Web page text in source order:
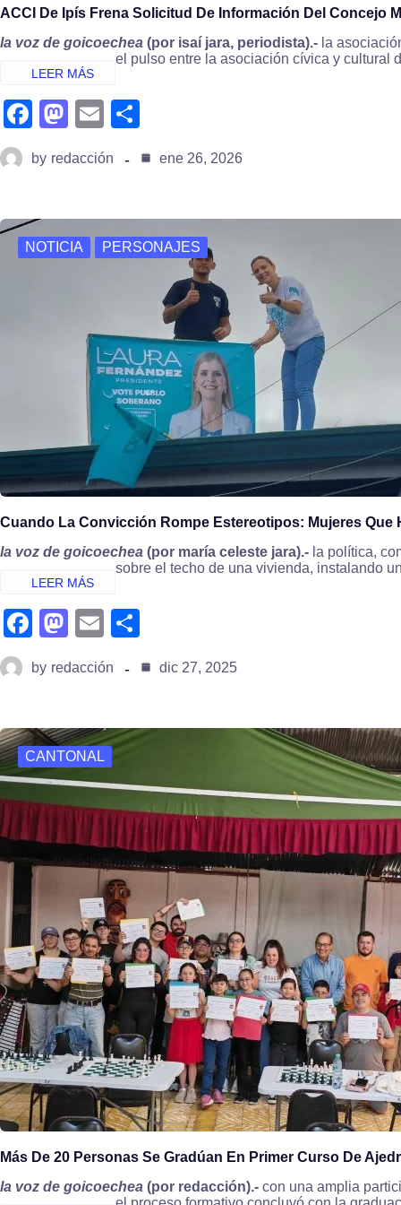
ACCI De Ipís Frena Solicitud De Información Del Concejo
la voz de goicoechea (por isaí jara, periodista).- la
el pulso entre la asociación cívica y cultural
fa
e
o
o
m
st
d
o
e
ail ar
by redacción ene 26, 2026
NOTICIA PERSONAJES
Cuando La Convicción Rompe Estereotipos: Mujeres Que
la voz de goicoechea (por maría celeste jara).- la política,
sobre el techo de una vivienda, instalando
fa
e
o
o
k
m
st
d
o
n
e
ail ar
by redacción dic 27, 2025
CANTONAL
Más De 20 Personas Se Gradúan En Primer Curso De
la voz de goicoechea (por redacción).- con una amplia